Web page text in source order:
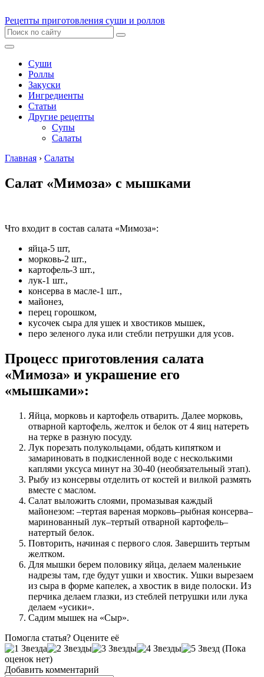
Рецепты приготовления суши и роллов
Суши
Роллы
Закуски
Ингредиенты
Статьи
Другие рецепты
Супы
Салаты
Главная › Салаты
Салат «Мимоза» с мышками
Что входит в состав салата «Мимоза»:
яйца-5 шт,
морковь-2 шт.,
картофель-3 шт.,
лук-1 шт.,
консерва в масле-1 шт.,
майонез,
перец горошком,
кусочек сыра для ушек и хвостиков мышек,
перо зеленого лука или стебли петрушки для усов.
Процесс приготовления салата
«Мимоза» и украшение его
«мышками»:
Яйца, морковь и картофель отварить. Далее морковь,
отварной картофель, желток и белок от 4 яиц натереть
на терке в разную посуду.
Лук порезать полукольцами, обдать кипятком и
замариновать в подкисленной воде с несколькими
каплями уксуса минут на 30-40 (необязательный этап).
Рыбу из консервы отделить от костей и вилкой размять
вместе с маслом.
Салат выложить слоями, промазывая каждый
майонезом: –тертая вареная морковь–рыбная консерва–
маринованный лук–тертый отварной картофель–
натертый белок.
Повторить, начиная с первого слоя. Завершить тертым
желтком.
Для мышки берем половику яйца, делаем маленькие
надрезы там, где будут ушки и хвостик. Ушки вырезаем
из сыра в форме капелек, а хвостик в виде полоски. Из
перчика делаем глазки, из стеблей петрушки или лука
делаем «усики».
Садим мышек на «Сыр».
Помогла статья? Оцените её
(Пока
оценок нет)
Добавить комментарий